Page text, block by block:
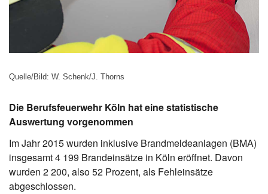
Quelle/Bild: W. Schenk/J. Thorns
Die Berufsfeuerwehr Köln hat eine statistische
Auswertung vorgenommen
Im Jahr 2015 wurden inklusive Brandmeldeanlagen (BMA)
insgesamt 4 199 Brandeinsätze in Köln eröffnet. Davon
wurden 2 200, also 52 Prozent, als Fehleinsätze
abgeschlossen.